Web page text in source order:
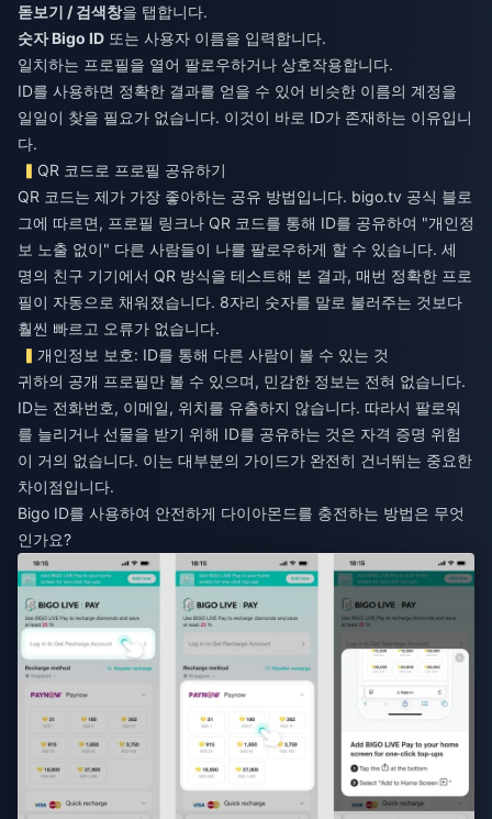
돋보기 / 검색창을 탭합니다.
숫자 Bigo ID 또는 사용자 이름을 입력합니다.
일치하는 프로필을 열어 팔로우하거나 상호작용합니다.
ID를 사용하면 정확한 결과를 얻을 수 있어 비슷한 이름의 계정을
일일이 찾을 필요가 없습니다. 이것이 바로 ID가 존재하는 이유입니
다.
QR 코드로 프로필 공유하기
QR 코드는 제가 가장 좋아하는 공유 방법입니다. bigo.tv 공식 블로
그에 따르면, 프로필 링크나 QR 코드를 통해 ID를 공유하여 "개인정
보 노출 없이" 다른 사람들이 나를 팔로우하게 할 수 있습니다. 세
명의 친구 기기에서 QR 방식을 테스트해 본 결과, 매번 정확한 프로
필이 자동으로 채워졌습니다. 8자리 숫자를 말로 불러주는 것보다
훨씬 빠르고 오류가 없습니다.
개인정보 보호: ID를 통해 다른 사람이 볼 수 있는 것
귀하의 공개 프로필만 볼 수 있으며, 민감한 정보는 전혀 없습니다.
ID는 전화번호, 이메일, 위치를 유출하지 않습니다. 따라서 팔로워
를 늘리거나 선물을 받기 위해 ID를 공유하는 것은 자격 증명 위험
이 거의 없습니다. 이는 대부분의 가이드가 완전히 건너뛰는 중요한
차이점입니다.
Bigo ID를 사용하여 안전하게 다이아몬드를 충전하는 방법은 무엇
인가요?